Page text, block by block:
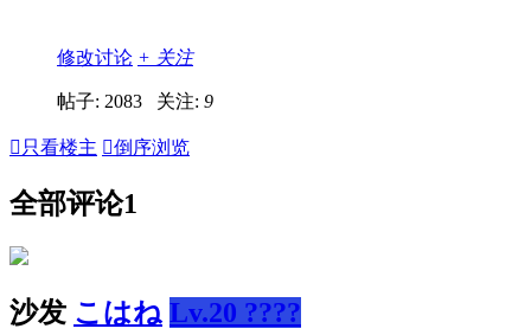
修改讨论 + 关注
帖子: 2083 关注: 9
 只看楼主 倒序浏览
全部评论1
沙发 こはね Lv.20 ????